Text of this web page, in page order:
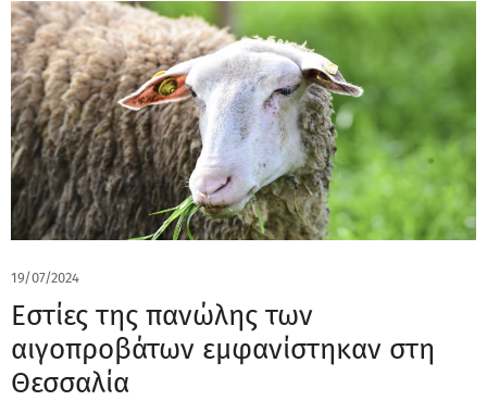
19/07/2024
Eστίες της πανώλης των
αιγοπροβάτων εμφανίστηκαν στη
Θεσσαλία